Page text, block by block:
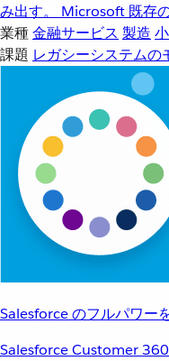
み出す。
Microsoft 既存
業種金融サービス 製造
課題 レガシーシステムの
Salesforce のフルパワー
Salesforce Customer